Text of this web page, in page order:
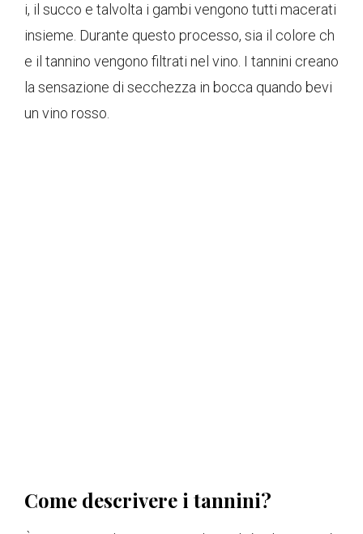
i, il succo e talvolta i gambi vengono tutti macerati
insieme. Durante questo processo, sia il colore ch
e il tannino vengono filtrati nel vino. I tannini creano
la sensazione di secchezza in bocca quando bevi
un vino rosso.
Come descrivere i tannini?